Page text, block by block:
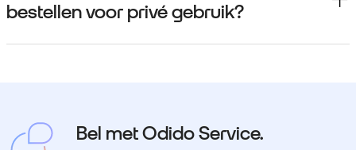
bestellen voor privé gebruik?
Bel met Odido Service.